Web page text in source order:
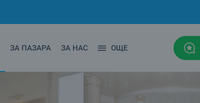
ЗА ПАЗАРА ЗА НАС ОЩЕ